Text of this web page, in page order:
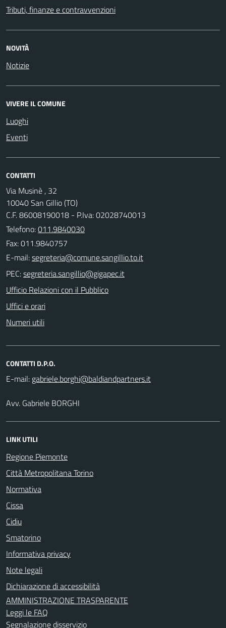
Tributi, finanze e contravvenzioni
NOVITÀ
Notizie
VIVERE IL COMUNE
Luoghi
Eventi
CONTATTI
Via Musinè , 32
10040 San Gillio (TO)
C.F. 86008190018 - P.Iva: 02028740013
Telefono:011.9840030
Fax: 011.9840757
E-mail:
PEC:
Ufficio Relazioni con il Pubblico
Uffici e orari
Numeri utili
CONTATTI D.P.O.
E-mail:
Avv. Gabriele BORGHI
LINK UTILI
Regione Piemonte
Città Metropolitana Torino
Normativa
Cissa
Cidiu
Smatorino
Informativa privacy
Note legali
Dichiarazione di accessibilità
AMMINISTRAZIONE TRASPARENTE
Leggi le FAQ
Segnalazione disservizio